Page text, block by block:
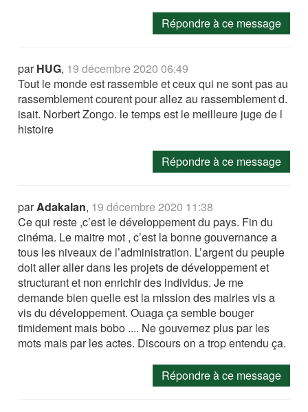
Répondre à ce message
parHUG, 19 décembre 2020 06:49
Tout le monde est rassemble et ceux qui ne sont pas au
rassemblement courent pour allez au rassemblement d.
isait. Norbert Zongo. le temps est le meilleure juge de l
histoire
Répondre à ce message
parAdakalan, 19 décembre 2020 11:38
Ce qui reste ,c’est le développement du pays. Fin du
cinéma. Le maitre mot , c’est la bonne gouvernance a
tous les niveaux de l’administration. L’argent du peuple
doit aller aller dans les projets de développement et
structurant et non enrichir des individus. Je me
demande bien quelle est la mission des mairies vis a
vis du développement. Ouaga ça semble bouger
timidement mais bobo .... Ne gouvernez plus par les
mots mais par les actes. Discours on a trop entendu ça.
Répondre à ce message